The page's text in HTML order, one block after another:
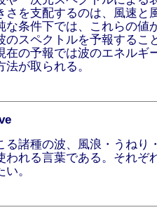
さを支配するのは、風速と
な条件下では、これらの値
のスペクトルを予報するこ
在の予報では波のエネルギ
が取られる。
る諸種の波、風浪・うねり
われる言葉である。それぞ
。